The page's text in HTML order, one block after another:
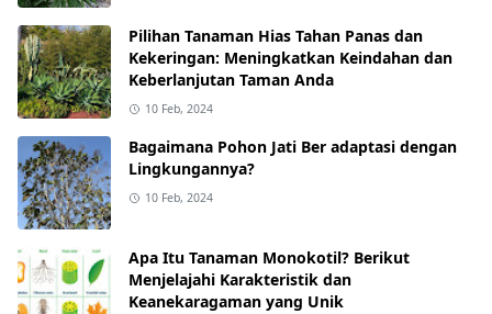
Pilihan Tanaman Hias Tahan Panas dan
Kekeringan: Meningkatkan Keindahan dan
Keberlanjutan Taman Anda
10 Feb, 2024
Bagaimana Pohon Jati Ber adaptasi dengan
Lingkungannya?
10 Feb, 2024
Apa Itu Tanaman Monokotil? Berikut
Menjelajahi Karakteristik dan
Keanekaragaman yang Unik